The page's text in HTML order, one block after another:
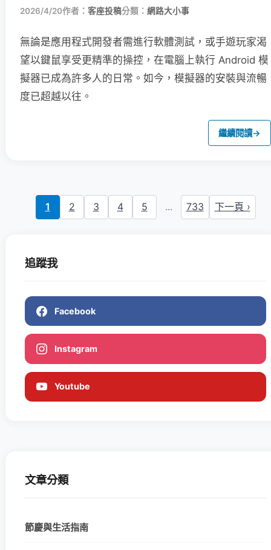
2026/4/20作者： 客座投稿分類： 網路大小事
無論是應用程式開發者需進行軟體測試，或手遊玩家渴
望以鍵鼠享受更精準的操控，在電腦上執行 Android 模
擬器已成為許多人的日常。如今，模擬器的安裝與流暢
度已超越以往。
繼續閱讀→
1 2 3 4 5 ... 733 下一頁 ›
追蹤我
Facebook
Instagram
Youtube
文章分類
節慶與生活指南